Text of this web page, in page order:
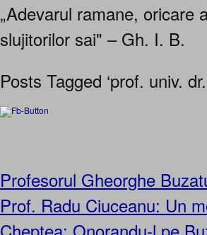
„Adevarul ramane, oricare
slujitorilor sai" – Gh. I. B.
Posts Tagged ‘prof. univ.
Profesorul Gheorghe
Prof. Radu Ciuceanu: Un